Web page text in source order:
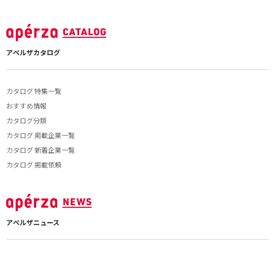
アペルザカタログ
カタログ 特集一覧
おすすめ情報
カタログ分類
カタログ 掲載企業一覧
カタログ 新着企業一覧
カタログ 掲載依頼
アペルザニュース